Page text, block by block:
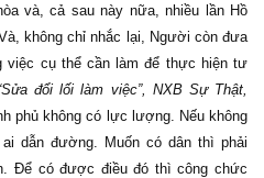
và, cả sau này nữa, nhiều lần Hồ
không chỉ nhắc lại, Người còn đưa
việc cụ thể cần làm để thực hiện tư
đổi lối làm việc”, NXB Sự Thật,
phủ không có lực lượng. Nếu không
dẫn đường. Muốn có dân thì phải
Để có được điều đó thì công chức